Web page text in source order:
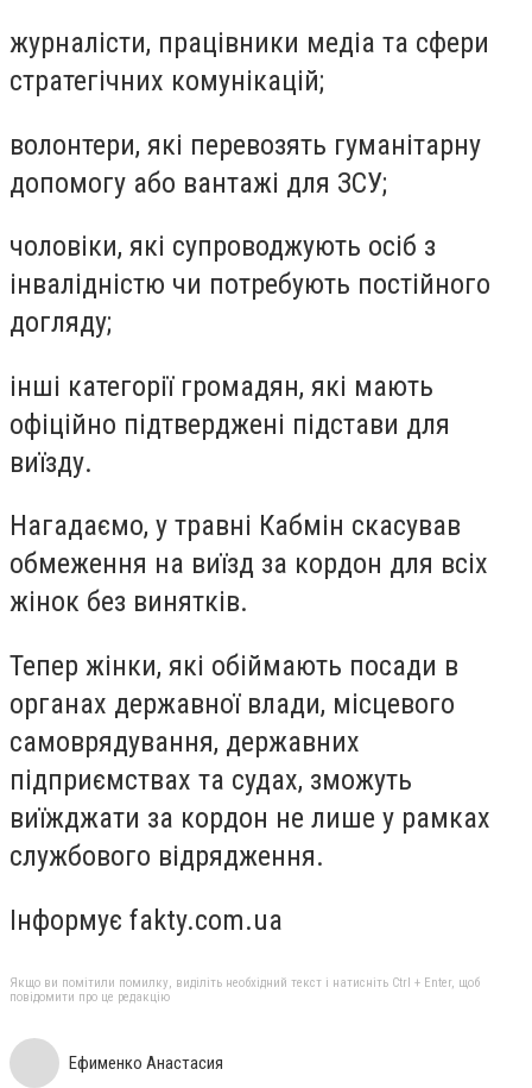
журналісти, працівники медіа та сфери
стратегічних комунікацій;
волонтери, які перевозять гуманітарну
допомогу або вантажі для ЗСУ;
чоловіки, які супроводжують осіб з
інвалідністю чи потребують постійного
догляду;
інші категорії громадян, які мають
офіційно підтверджені підстави для
виїзду.
Нагадаємо, у травні Кабмін скасував
обмеження на виїзд за кордон для всіх
жінок без винятків.
Тепер жінки, які обіймають посади в
органах державної влади, місцевого
самоврядування, державних
підприємствах та судах, зможуть
виїжджати за кордон не лише у рамках
службового відрядження.
Інформує fakty.com.ua
Якщо ви помітили помилку, виділіть необхідний текст і натисніть Ctrl + Enter, щоб
повідомити про це редакцію
Ефименко Анастасия